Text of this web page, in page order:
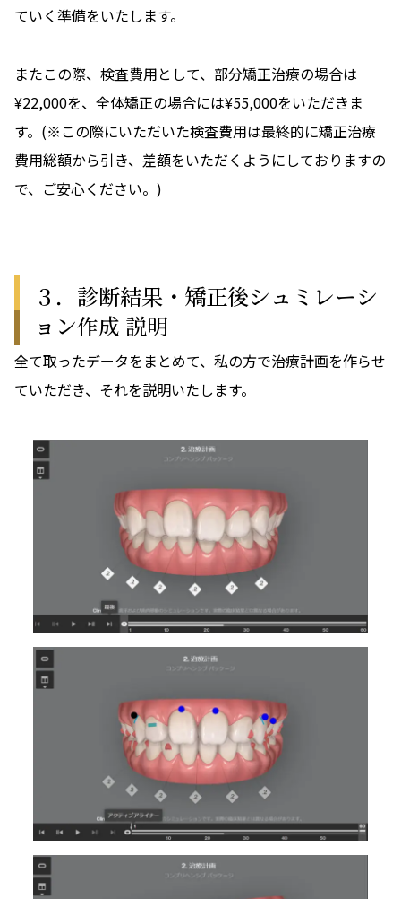
ていく準備をいたします。
またこの際、検査費用として、部分矯正治療の場合は
¥22,000を、全体矯正の場合には¥55,000をいただきま
す。(※この際にいただいた検査費用は最終的に矯正治療
費用総額から引き、差額をいただくようにしておりますの
で、ご安心ください。)
３．診断結果・矯正後シュミレーシ
ョン作成 説明
全て取ったデータをまとめて、私の方で治療計画を作らせ
ていただき、それを説明いたします。